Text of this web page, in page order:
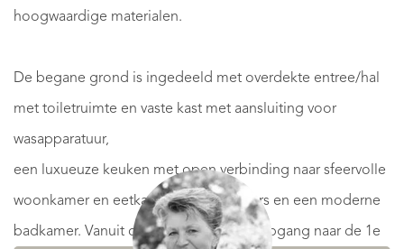
hoogwaardige materialen.
De begane grond is ingedeeld met overdekte entree/hal
met toiletruimte en vaste kast met aansluiting voor
wasapparatuur,
een luxueuze keuken met open verbinding naar sfeervolle
woonkamer en eetkamer, 2 slaapkamers en een moderne
badkamer. Vanuit de keuken is de trapopgang naar de 1e